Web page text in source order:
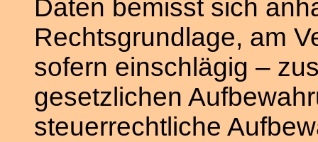
Daten bemisst sich
Rechtsgrundlage, am
sofern einschlägig –
gesetzlichen
steuerrechtliche